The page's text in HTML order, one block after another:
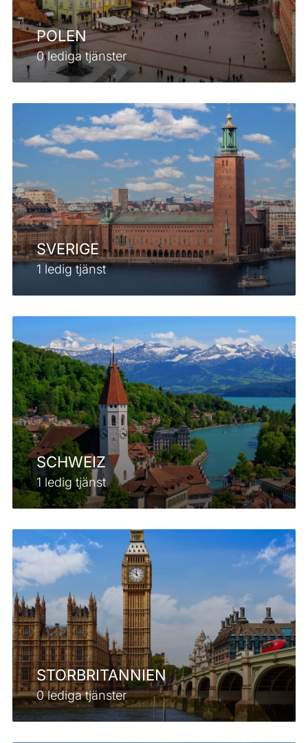
POLEN
0 lediga tjänster
SVERIGE
1 ledig tjänst
SCHWEIZ
1 ledig tjänst
STORBRITANNIEN
0 lediga tjänster